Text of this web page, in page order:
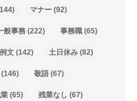
マナー(92)
般事務(222) 事務職(65)
例文(142) 土日休み(82)
敬語(67)
(65) 残業なし (67)